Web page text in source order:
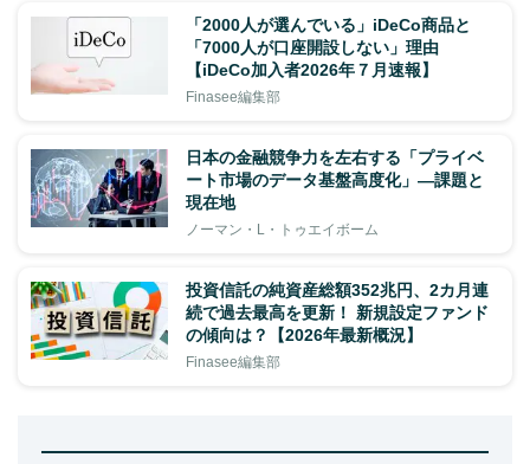
「2000人が選んでいる」iDeCo商品と
「7000人が口座開設しない」理由
【iDeCo加入者2026年７月速報】
Finasee編集部
日本の金融競争力を左右する「プライベ
ート市場のデータ基盤高度化」―課題と
現在地
ノーマン・L・トゥエイボーム
投資信託の純資産総額352兆円、2カ月連
続で過去最高を更新！ 新規設定ファンド
の傾向は？【2026年最新概況】
Finasee編集部